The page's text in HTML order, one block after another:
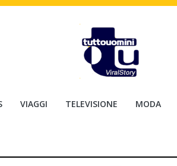
VIAGGI TELEVISIONE MODA